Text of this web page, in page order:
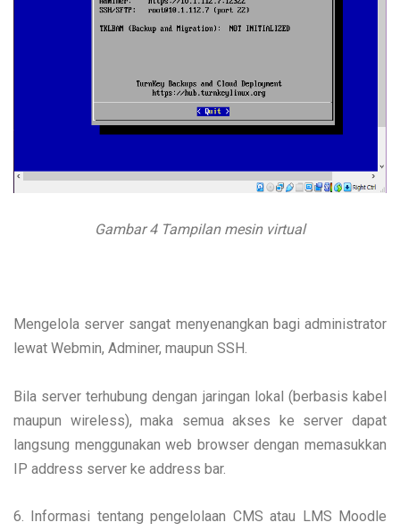
Gambar 4 Tampilan mesin virtual
Mengelola server sangat menyenangkan bagi administrator
lewat Webmin, Adminer, maupun SSH.
Bila server terhubung dengan jaringan lokal (berbasis kabel
maupun wireless), maka semua akses ke server dapat
langsung menggunakan web browser dengan memasukkan
IP address server ke address bar.
6. Informasi tentang pengelolaan CMS atau LMS Moodle